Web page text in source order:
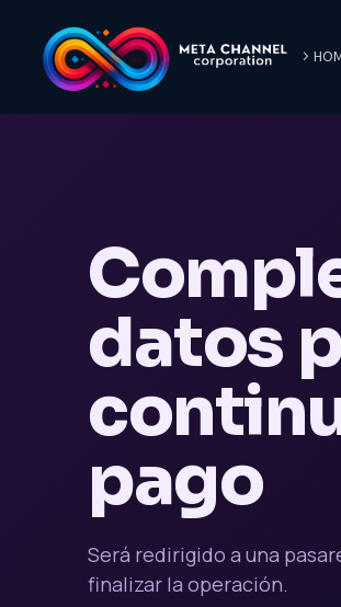
datos
pago
Será redirigido a una
finalizar la operación.